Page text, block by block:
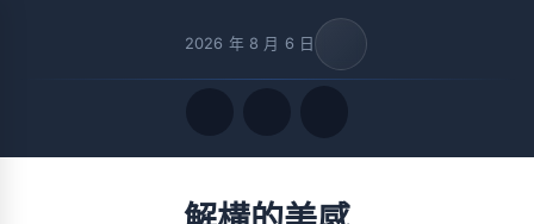
2026 年 8 月 6 日